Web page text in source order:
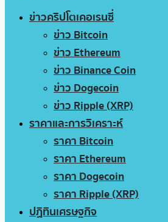
ข่าวคริปโตเคอเรนซี่
ข่าว Bitcoin
ข่าว Ethereum
ข่าว Binance Coin
ข่าว Dogecoin
ข่าว Ripple (XRP)
ราคาและการวิเคราะห์
ราคา Bitcoin
ราคา Ethereum
ราคา Dogecoin
ราคา Ripple (XRP)
ปฏิทินเศรษฐกิจ